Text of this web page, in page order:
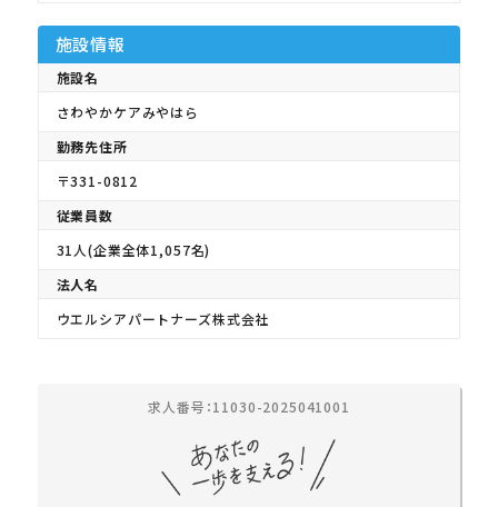
施設情報
施設名
さわやかケアみやはら
勤務先住所
〒331-0812
従業員数
31人(企業全体1,057名)
法人名
ウエルシアパートナーズ株式会社
求人番号：11030-2025041001